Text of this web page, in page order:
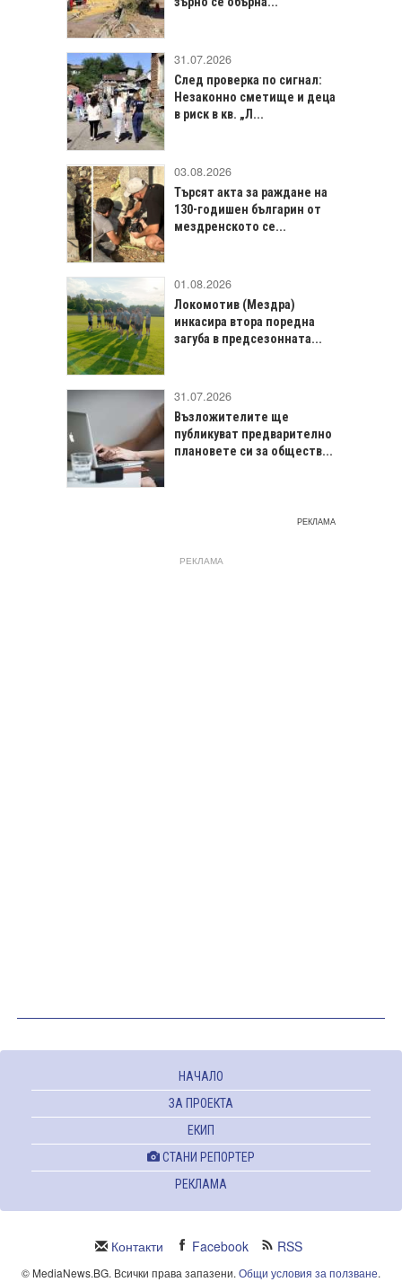
31.07.2026
След проверка по сигнал:
Незаконно сметище и деца
в риск в кв. „Л...
03.08.2026
Търсят акта за раждане на
130-годишен българин от
мездренското се...
01.08.2026
Локомотив (Мездра)
инкасира втора поредна
загуба в предсезонната...
31.07.2026
Възложителите ще
публикуват предварително
плановете си за обществ...
РЕКЛАМА
РЕКЛАМА
НАЧАЛО
ЗА ПРОЕКТА
ЕКИП
СТАНИ РЕПОРТЕР
РЕКЛАМА
Контакти Facebook RSS
© MediaNews.BG. Всички права запазени. Общи условия за ползване.